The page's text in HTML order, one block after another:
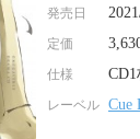
発売日
定価
仕様 CD1
レーベル Cue